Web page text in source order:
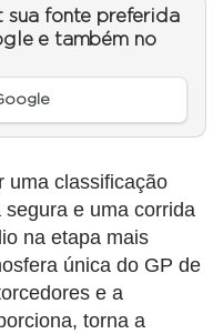
sua fonte preferida
e também no
uma classificação
e uma corrida
na etapa mais
única do GP de
e a
torna a